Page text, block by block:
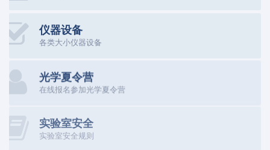
仪器设备
各类大小仪器设备
光学夏令营
在线报名参加光学夏令营
实验室安全
实验室安全规则